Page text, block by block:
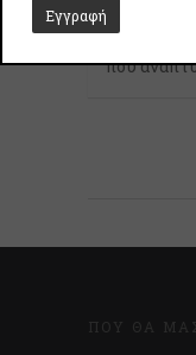
που
ΠΟΎ ΘΑ